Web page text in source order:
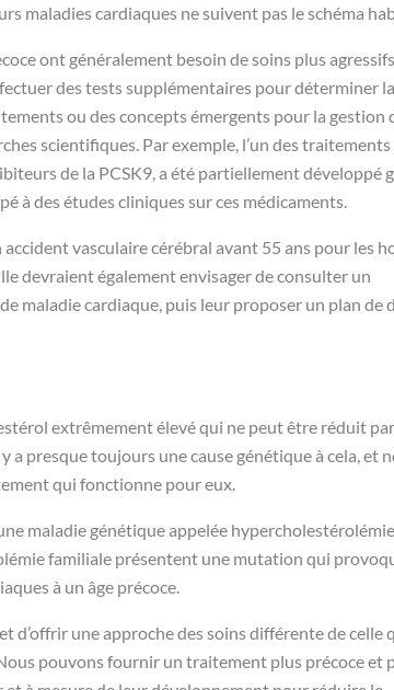
maladies cardiaques ne suivent pas le schéma
ont généralement besoin de soins plus
des tests supplémentaires pour déterminer
ou des concepts émergents pour la gestion
scientifiques. Par exemple, l’un des
de la PCSK9, a été partiellement développé
à des études cliniques sur ces médicaments.
vasculaire cérébral avant 55 ans pour les
devraient également envisager de consulter un
maladie cardiaque, puis leur proposer un plan de
extrêmement élevé qui ne peut être réduit
a presque toujours une cause génétique à cela, et
qui fonctionne pour eux.
maladie génétique appelée hypercholestérolémie
familiale présentent une mutation qui
à un âge précoce.
une approche des soins différente de celle
pouvons fournir un traitement plus précoce et